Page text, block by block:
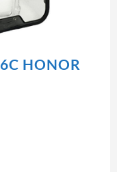
HONOR